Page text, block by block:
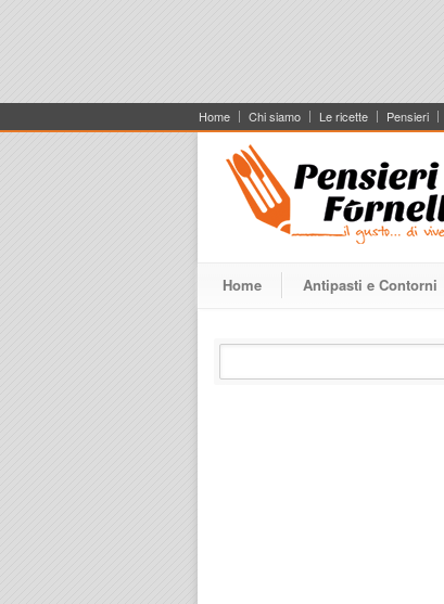
Home Chi siamo Le ricette Pensieri
Home Antipasti e Contorni